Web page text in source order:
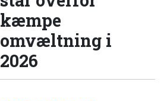
kæmpe
omvæltning i
2026